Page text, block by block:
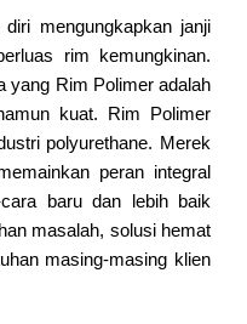
mengungkapkan janji
rim kemungkinan.
yang Rim Polimer adalah
kuat. Rim Polimer
polyurethane. Merek
peran integral
baru dan lebih baik
masalah, solusi hemat
masing-masing klien